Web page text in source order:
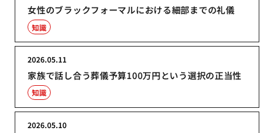
女性のブラックフォーマルにおける細部までの礼儀
知識
家族で話し合う葬儀予算100万円という選択の正当性
2026.05.11
知識
2026.05.10